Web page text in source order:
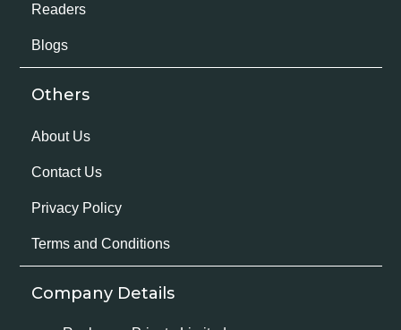
Readers
Blogs
Others
About Us
Contact Us
Privacy Policy
Terms and Conditions
Company Details